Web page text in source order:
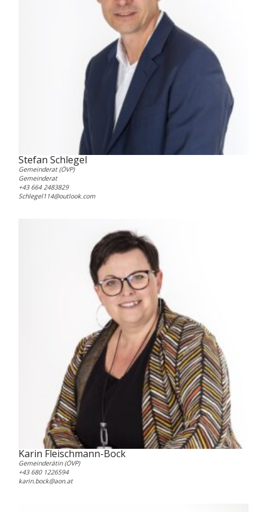
Stefan Schlegel
Gemeinderat (ÖVP)
Gemeinderat
+43 664 2483829
Schlegel114@outlook.com
Karin Fleischmann-Bock
Gemeinderätin (ÖVP)
+43 680 1226594
karin.bock@aon.at